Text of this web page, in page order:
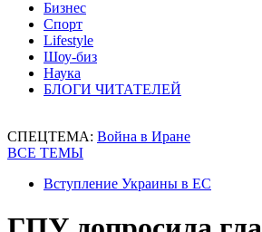
Бизнес
Спорт
Lifestyle
Шоу-биз
Наука
БЛОГИ ЧИТАТЕЛЕЙ
СПЕЦТЕМА: Война в Иране
ВСЕ ТЕМЫ
Вступление Украины в ЕС